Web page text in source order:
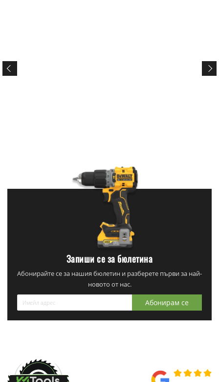
Запиши се за бюлетина
Абонирайте се за нашия бюлетин и разберете първи за най-
новото от нас.
Абонирам се